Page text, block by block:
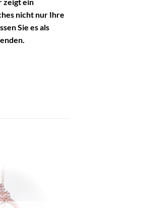
zeigt ein
nicht nur Ihre
Sie es als